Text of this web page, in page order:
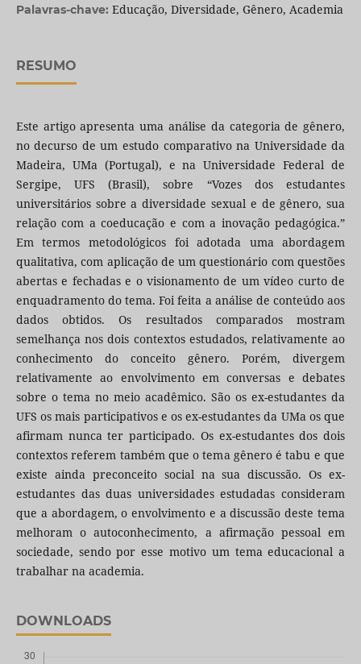
Palavras-chave: Educação, Diversidade, Gênero, Academia
RESUMO
Este artigo apresenta uma análise da categoria de gênero,
no decurso de um estudo comparativo na Universidade da
Madeira, UMa (Portugal), e na Universidade Federal de
Sergipe, UFS (Brasil), sobre “Vozes dos estudantes
universitários sobre a diversidade sexual e de gênero, sua
relação com a coeducação e com a inovação pedagógica.”
Em termos metodológicos foi adotada uma abordagem
qualitativa, com aplicação de um questionário com questões
abertas e fechadas e o visionamento de um vídeo curto de
enquadramento do tema. Foi feita a análise de conteúdo aos
dados obtidos. Os resultados comparados mostram
semelhança nos dois contextos estudados, relativamente ao
conhecimento do conceito gênero. Porém, divergem
relativamente ao envolvimento em conversas e debates
sobre o tema no meio acadêmico. São os ex-estudantes da
UFS os mais participativos e os ex-estudantes da UMa os que
afirmam nunca ter participado. Os ex-estudantes dos dois
contextos referem também que o tema gênero é tabu e que
existe ainda preconceito social na sua discussão. Os ex-
estudantes das duas universidades estudadas consideram
que a abordagem, o envolvimento e a discussão deste tema
melhoram o autoconhecimento, a afirmação pessoal em
sociedade, sendo por esse motivo um tema educacional a
trabalhar na academia.
DOWNLOADS